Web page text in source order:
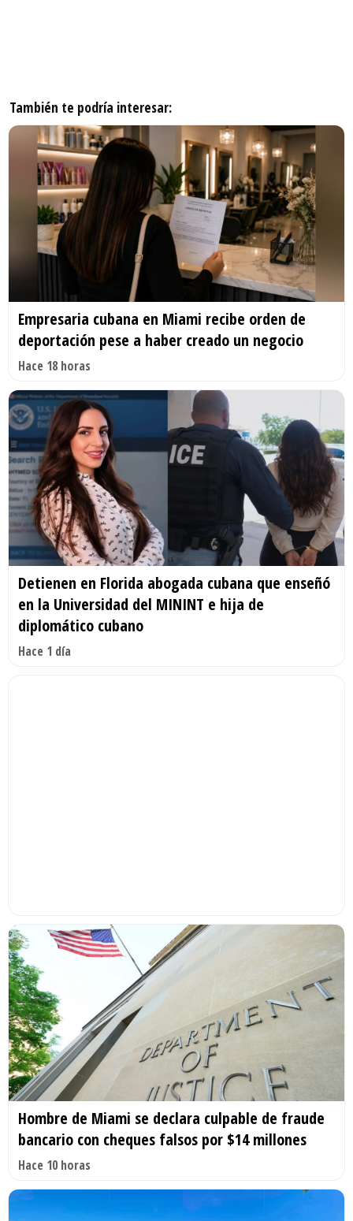
También te podría interesar:
Empresaria cubana en Miami recibe orden de
deportación pese a haber creado un negocio
Hace 18 horas
Detienen en Florida abogada cubana que enseñó
en la Universidad del MININT e hija de
diplomático cubano
Hace 1 día
Hombre de Miami se declara culpable de fraude
bancario con cheques falsos por $14 millones
Hace 10 horas